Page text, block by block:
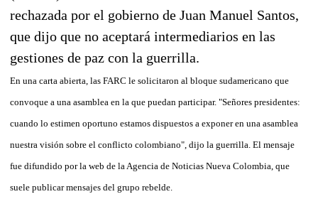
rechazada por el gobierno de Juan Manuel Santos,
que dijo que no aceptará intermediarios en las
gestiones de paz con la guerrilla.
En una carta abierta, las FARC le solicitaron al bloque sudamericano que
convoque a una asamblea en la que puedan participar. "Señores presidentes:
cuando lo estimen oportuno estamos dispuestos a exponer en una asamblea
nuestra visión sobre el conflicto colombiano", dijo la guerrilla. El mensaje
fue difundido por la web de la Agencia de Noticias Nueva Colombia, que
suele publicar mensajes del grupo rebelde.